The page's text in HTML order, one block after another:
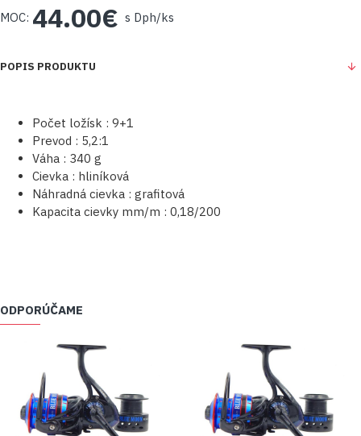
MOC: 44.00€ s Dph/ks
POPIS PRODUKTU
Počet ložísk : 9+1
Prevod : 5,2:1
Váha : 340 g
Cievka : hliníková
Náhradná cievka : grafitová
Kapacita cievky mm/m : 0,18/200
ODPORÚČAME